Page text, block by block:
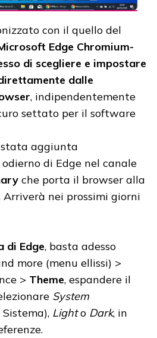
con il quello del
Edge Chromium-
di scegliere e impostare
dalle
, indipendentemente
settato per il software
stata aggiunta
di Edge nel canale
che porta il browser alla
Arriverà nei prossimi giorni
di Edge, basta adesso
more (menu ellissi) >
> Theme, espandere il
System
Lighto Dark, in